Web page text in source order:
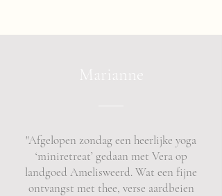
Marianne
"Afgelopen zondag een heerlijke yoga
‘miniretreat’ gedaan met Vera op
landgoed Amelisweerd. Wat een fijne
ontvangst met thee, verse aardbeien